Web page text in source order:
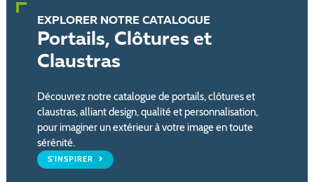
EXPLORER NOTRE CATALOGUE
Portails, Clôtures et
Claustras
Découvrez notre catalogue de portails, clôtures et
claustras, alliant design, qualité et personnalisation,
pour imaginer un extérieur à votre image en toute
sérénité.
S'INSPIRER